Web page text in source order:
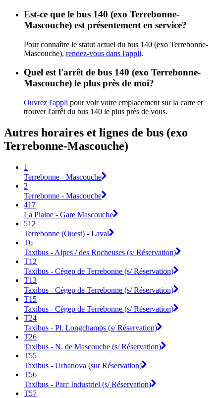
Est-ce que le bus 140 (exo Terrebonne-
Mascouche) est présentement en service?
Pour connaître le statut actuel du bus 140 (exo Terrebonne-
Mascouche), rendez-vous dans l'appli.
Quel est l'arrêt de bus 140 (exo Terrebonne-
Mascouche) le plus près de moi?
Ouvrez l'appli pour voir votre emplacement sur la carte et
trouver l'arrêt du bus 140 le plus près de vous.
Autres horaires et lignes de bus (exo
Terrebonne-Mascouche)
1
Terrebonne - Mascouche
2
Terrebonne - Mascouche
417
La Plaine - Gare Mascouche
512
Terrebonne (Ouest) - Laval
T6
Taxibus - Alpes / des Rocheuses (s/ Réservation)
T12
Taxibus - Cégep de Terrebonne (s/ Réservation)
T13
Taxibus - Cégep de Terrebonne (s/ Réservation)
T15
Taxibus - Cégep de Terrebonne (s/ Réservation)
T24
Taxibus - Pl. Longchamps (s/ Réservation)
T26
Taxibus - N. de Mascouche (s/ Réservation)
T55
Taxibus - Urbanova (sur Réservation)
T56
Taxibus - Parc Industriel (s/ Réservation)
T57